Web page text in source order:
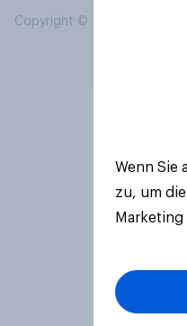
Copyright © 2026 YouGov
Wenn Sie
zu, um